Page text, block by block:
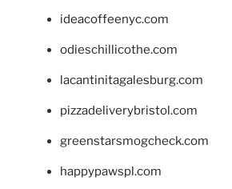
ideacoffeenyc.com
odieschillicothe.com
lacantinitagalesburg.com
pizzadeliverybristol.com
greenstarsmogcheck.com
happypawspl.com